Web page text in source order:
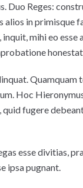
Duo Reges:
alios in primisque
mihi eo esse
Quamquam
Hoc
fugere
esse divitias,
ipsa pugnant.